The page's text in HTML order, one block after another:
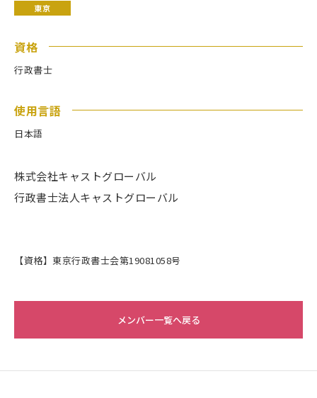
東京
資格
行政書士
使用言語
日本語
株式会社キャストグローバル
行政書士法人キャストグローバル
【資格】東京行政書士会第19081058号
メンバー一覧へ戻る